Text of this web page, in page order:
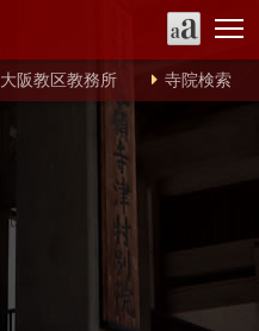
大阪教区教務所 寺院検索